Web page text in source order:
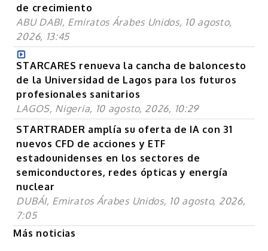
de crecimiento
ABU DABI, Emiratos Árabes Unidos, 10 agosto,
2026, 13:45
STARCARES renueva la cancha de baloncesto
de la Universidad de Lagos para los futuros
profesionales sanitarios
LAGOS, Nigeria, 10 agosto, 2026, 10:29
STARTRADER amplía su oferta de IA con 31
nuevos CFD de acciones y ETF
estadounidenses en los sectores de
semiconductores, redes ópticas y energía
nuclear
DUBÁI, Emiratos Árabes Unidos, 10 agosto, 2026,
7:05
Más noticias